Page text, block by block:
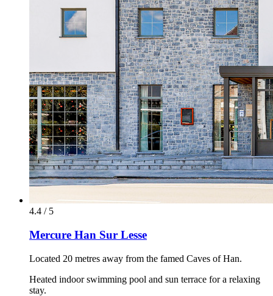
4.4 / 5
Mercure Han Sur Lesse
Located 20 metres away from the famed Caves of Han.
Heated indoor swimming pool and sun terrace for a relaxing
stay.